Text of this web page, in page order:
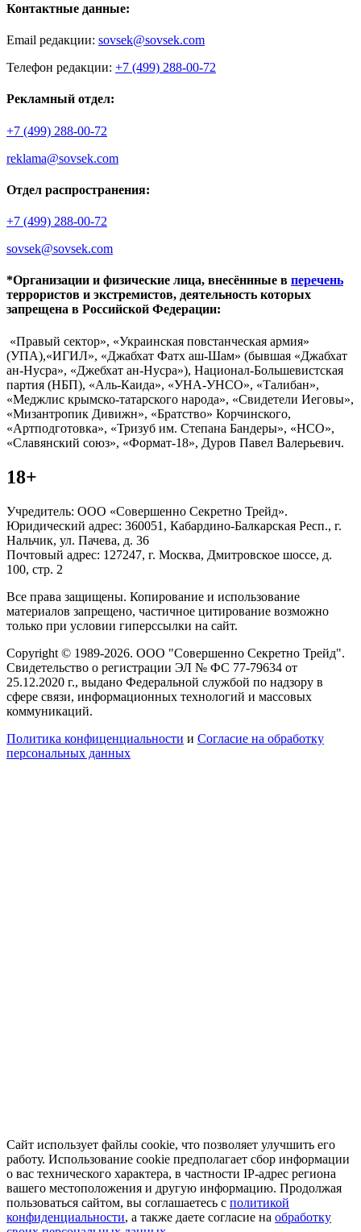
Контактные данные:
Email редакции: sovsek@sovsek.com
Телефон редакции: +7 (499) 288-00-72
Рекламный отдел:
+7 (499) 288-00-72
reklama@sovsek.com
Отдел распространения:
+7 (499) 288-00-72
sovsek@sovsek.com
*Организации и физические лица, внесённные в перечень
террористов и экстремистов, деятельность которых
запрещена в Российской Федерации:
«Правый сектор», «Украинская повстанческая армия»
(УПА),«ИГИЛ», «Джабхат Фатх аш-Шам» (бывшая «Джабхат
ан-Нусра», «Джебхат ан-Нусра»), Национал-Большевистская
партия (НБП), «Аль-Каида», «УНА-УНСО», «Талибан»,
«Меджлис крымско-татарского народа», «Свидетели Иеговы»,
«Мизантропик Дивижн», «Братство» Корчинского,
«Артподготовка», «Тризуб им. Степана Бандеры», «НСО»,
«Славянский союз», «Формат-18», Дуров Павел Валерьевич.
18+
Учредитель: ООО «Совершенно Секретно Трейд».
Юридический адрес: 360051, Кабардино-Балкарская Респ., г.
Нальчик, ул. Пачева, д. 36
Почтовый адрес: 127247, г. Москва, Дмитровское шоссе, д.
100, стр. 2
Все права защищены. Копирование и использование
материалов запрещено, частичное цитирование возможно
только при условии гиперссылки на сайт.
Copyright © 1989-2026. ООО "Совершенно Секретно Трейд".
Свидетельство о регистрации ЭЛ № ФС 77-79634 от
25.12.2020 г., выдано Федеральной службой по надзору в
сфере связи, информационных технологий и массовых
коммуникаций.
Политика конфиценциальности и Согласие на обработку
персональных данных
Сайт использует файлы cookie, что позволяет улучшить его
работу. Использование cookie предполагает сбор информации
о вас технического характера, в частности IP-адрес региона
вашего местоположения и другую информацию. Продолжая
пользоваться сайтом, вы соглашаетесь с политикой
конфиденциальности, а также даете согласие на обработку